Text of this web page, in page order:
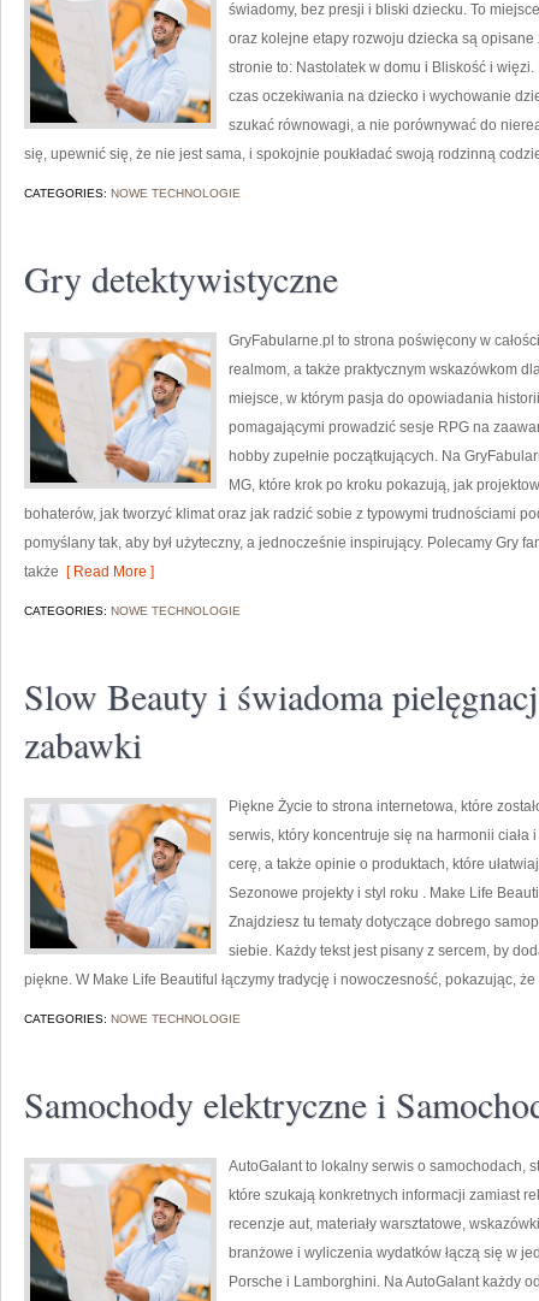
świadomy, bez presji i bliski dziecku. To
oraz kolejne etapy rozwoju dziecka są
stronie to: Nastolatek w domu i Bliskość i
czas oczekiwania na dziecko i wychowanie
szukać równowagi, a nie porównywać do
się, upewnić się, że nie jest sama, i spokojnie poukładać swoją rodzinną
CATEGORIES: NOWE TECHNOLOGIE
Gry detektywistyczne
GryFabularne.pl to strona poświęcony w
realmom, a także praktycznym wskazówkom
miejsce, w którym pasja do opowiadania
pomagającymi prowadzić sesje RPG na
hobby zupełnie początkujących. Na
MG, które krok po kroku pokazują, jak
bohaterów, jak tworzyć klimat oraz jak radzić sobie z typowymi trudnościami
pomyślany tak, aby był użyteczny, a jednocześnie inspirujący. Polecamy Gry
także [ Read More ]
CATEGORIES: NOWE TECHNOLOGIE
Slow Beauty i świadoma
zabawki
Piękne Życie to strona internetowa, które
serwis, który koncentruje się na harmonii
cerę, a także opinie o produktach, które
Sezonowe projekty i styl roku . Make Life
Znajdziesz tu tematy dotyczące dobrego
siebie. Każdy tekst jest pisany z sercem, by
piękne. W Make Life Beautiful łączymy tradycję i nowoczesność, pokazując,
CATEGORIES: NOWE TECHNOLOGIE
Samochody elektryczne i
AutoGalant to lokalny serwis o samochodach,
które szukają konkretnych informacji zamiast
recenzje aut, materiały warsztatowe,
branżowe i wyliczenia wydatków łączą się w
Porsche i Lamborghini. Na AutoGalant każdy